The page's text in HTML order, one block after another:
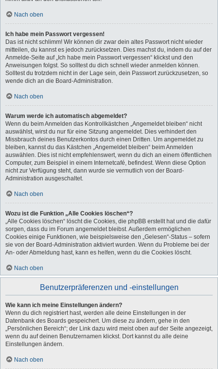
Nach oben
Ich habe mein Passwort vergessen!
Das ist nicht schlimm! Wir können dir zwar dein altes Passwort nicht wieder
mitteilen, du kannst es jedoch zurücksetzen. Dies machst du, indem du auf der
Anmelde-Seite auf „Ich habe mein Passwort vergessen“ klickst und den
Anweisungen folgst. So solltest du dich schnell wieder anmelden können.
Solltest du trotzdem nicht in der Lage sein, dein Passwort zurückzusetzen, so
wende dich an die Board-Administration.
Nach oben
Warum werde ich automatisch abgemeldet?
Wenn du beim Anmelden das Kontrollkästchen „Angemeldet bleiben“ nicht
auswählst, wirst du nur für eine Sitzung angemeldet. Dies verhindert den
Missbrauch deines Benutzerkontos durch einen Dritten. Um angemeldet zu
bleiben, kannst du das Kästchen „Angemeldet bleiben“ beim Anmelden
auswählen. Dies ist nicht empfehlenswert, wenn du dich an einem öffentlichen
Computer, zum Beispiel in einem Internetcafé, befindest. Wenn diese Option
nicht zur Verfügung steht, dann wurde sie vermutlich von der Board-
Administration ausgeschaltet.
Nach oben
Wozu ist die Funktion „Alle Cookies löschen“?
„Alle Cookies löschen“ löscht die Cookies, die phpBB erstellt hat und die dafür
sorgen, dass du im Forum angemeldet bleibst. Außerdem ermöglichen
Cookies einige Funktionen, wie beispielsweise den „Gelesen“-Status – sofern
sie von der Board-Administration aktiviert wurden. Wenn du Probleme bei der
An- oder Abmeldung hast, kann es helfen, wenn du die Cookies löscht.
Nach oben
Benutzerpräferenzen und -einstellungen
Wie kann ich meine Einstellungen ändern?
Wenn du dich registriert hast, werden alle deine Einstellungen in der
Datenbank des Boards gespeichert. Um diese zu ändern, gehe in den
„Persönlichen Bereich“; der Link dazu wird meist oben auf der Seite angezeigt,
wenn du auf deinen Benutzernamen klickst. Dort kannst du alle deine
Einstellungen ändern.
Nach oben